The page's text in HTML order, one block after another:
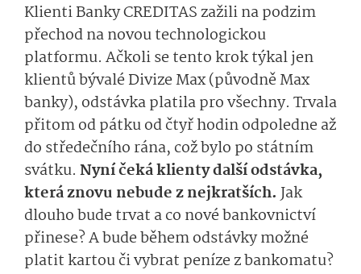
Klienti Banky CREDITAS zažili na podzim
přechod na novou technologickou
platformu. Ačkoli se tento krok týkal jen
klientů bývalé Divize Max (původně Max
banky), odstávka platila pro všechny. Trvala
přitom od pátku od čtyř hodin odpoledne až
do středečního rána, což bylo po státním
svátku. Nyní čeká klienty další odstávka,
která znovu nebude z nejkratších.Jak
dlouho bude trvat a co nové bankovnictví
přinese? A bude během odstávky možné
platit kartou či vybrat peníze z bankomatu?